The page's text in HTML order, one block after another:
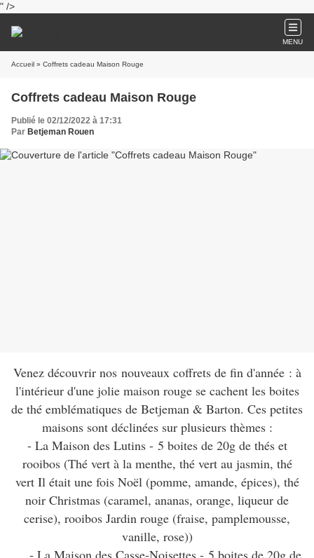
" />
MENU
Accueil » Coffrets cadeau Maison Rouge
Coffrets cadeau Maison Rouge
Publié le 02/12/2022 à 17:31
Par Betjeman Rouen
Venez découvrir nos nouveaux coffrets de fin d'année : à
l'intérieur d'une jolie maison rouge se cachent les boites
de thé emblématiques de Betjeman & Barton. Ces petites
maisons sont déclinées sur plusieurs thèmes :
- La Maison des Lutins - 5 boites de 20g de thés et
rooibos (Thé vert à la menthe, thé vert au jasmin, thé
vert Il était une fois Noël (pomme, amande, épices), thé
noir Christmas (caramel, ananas, orange, liqueur de
cerise), rooibos Jardin rouge (fraise, pamplemousse,
vanille, rose))
- La Maison des Casse-Noisettes - 5 boites de 20g de